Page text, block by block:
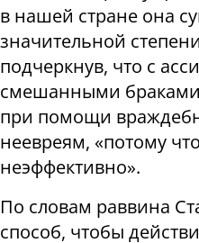
в нашей стране она
значительной
подчеркнув, что с
смешанными
при помощи
неевреям, «потому
неэффективно».
По словам раввина
способ, чтобы